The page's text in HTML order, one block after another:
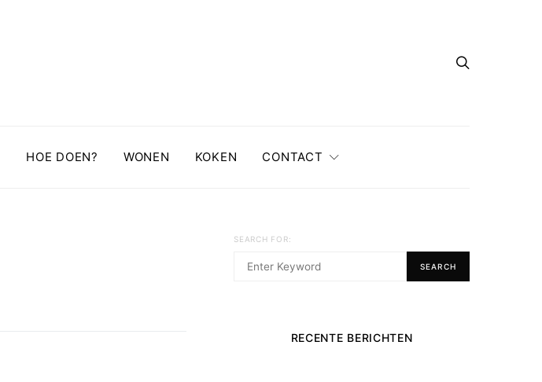
HOE DOEN? WONEN KOKEN CONTACT
SEARCH FOR:
SEARCH
RECENTE BERICHTEN